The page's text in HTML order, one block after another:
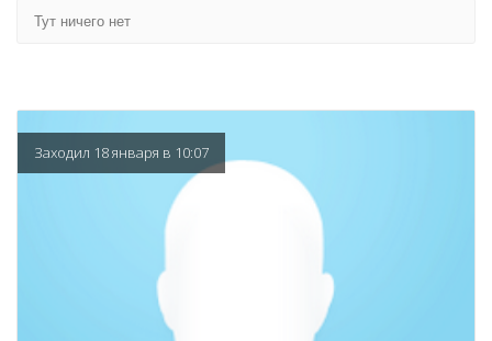
Тут ничего нет
Заходил 18 января в 10:07